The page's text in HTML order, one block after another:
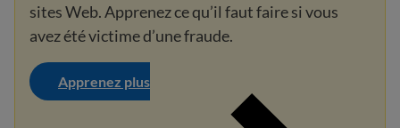
sites Web. Apprenez ce qu’il faut faire si vous
avez été victime d’une fraude.
Apprenez plus